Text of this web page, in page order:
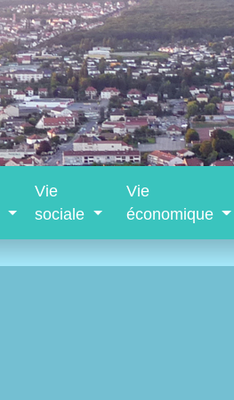
Vie
sociale
Vie
économique